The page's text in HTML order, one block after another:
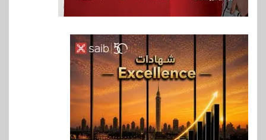
6
بنوك
بنك QNB مصر يعزز جاهزية
المشروعات الصغيرة والمتوسطة
للنمو والتوسع